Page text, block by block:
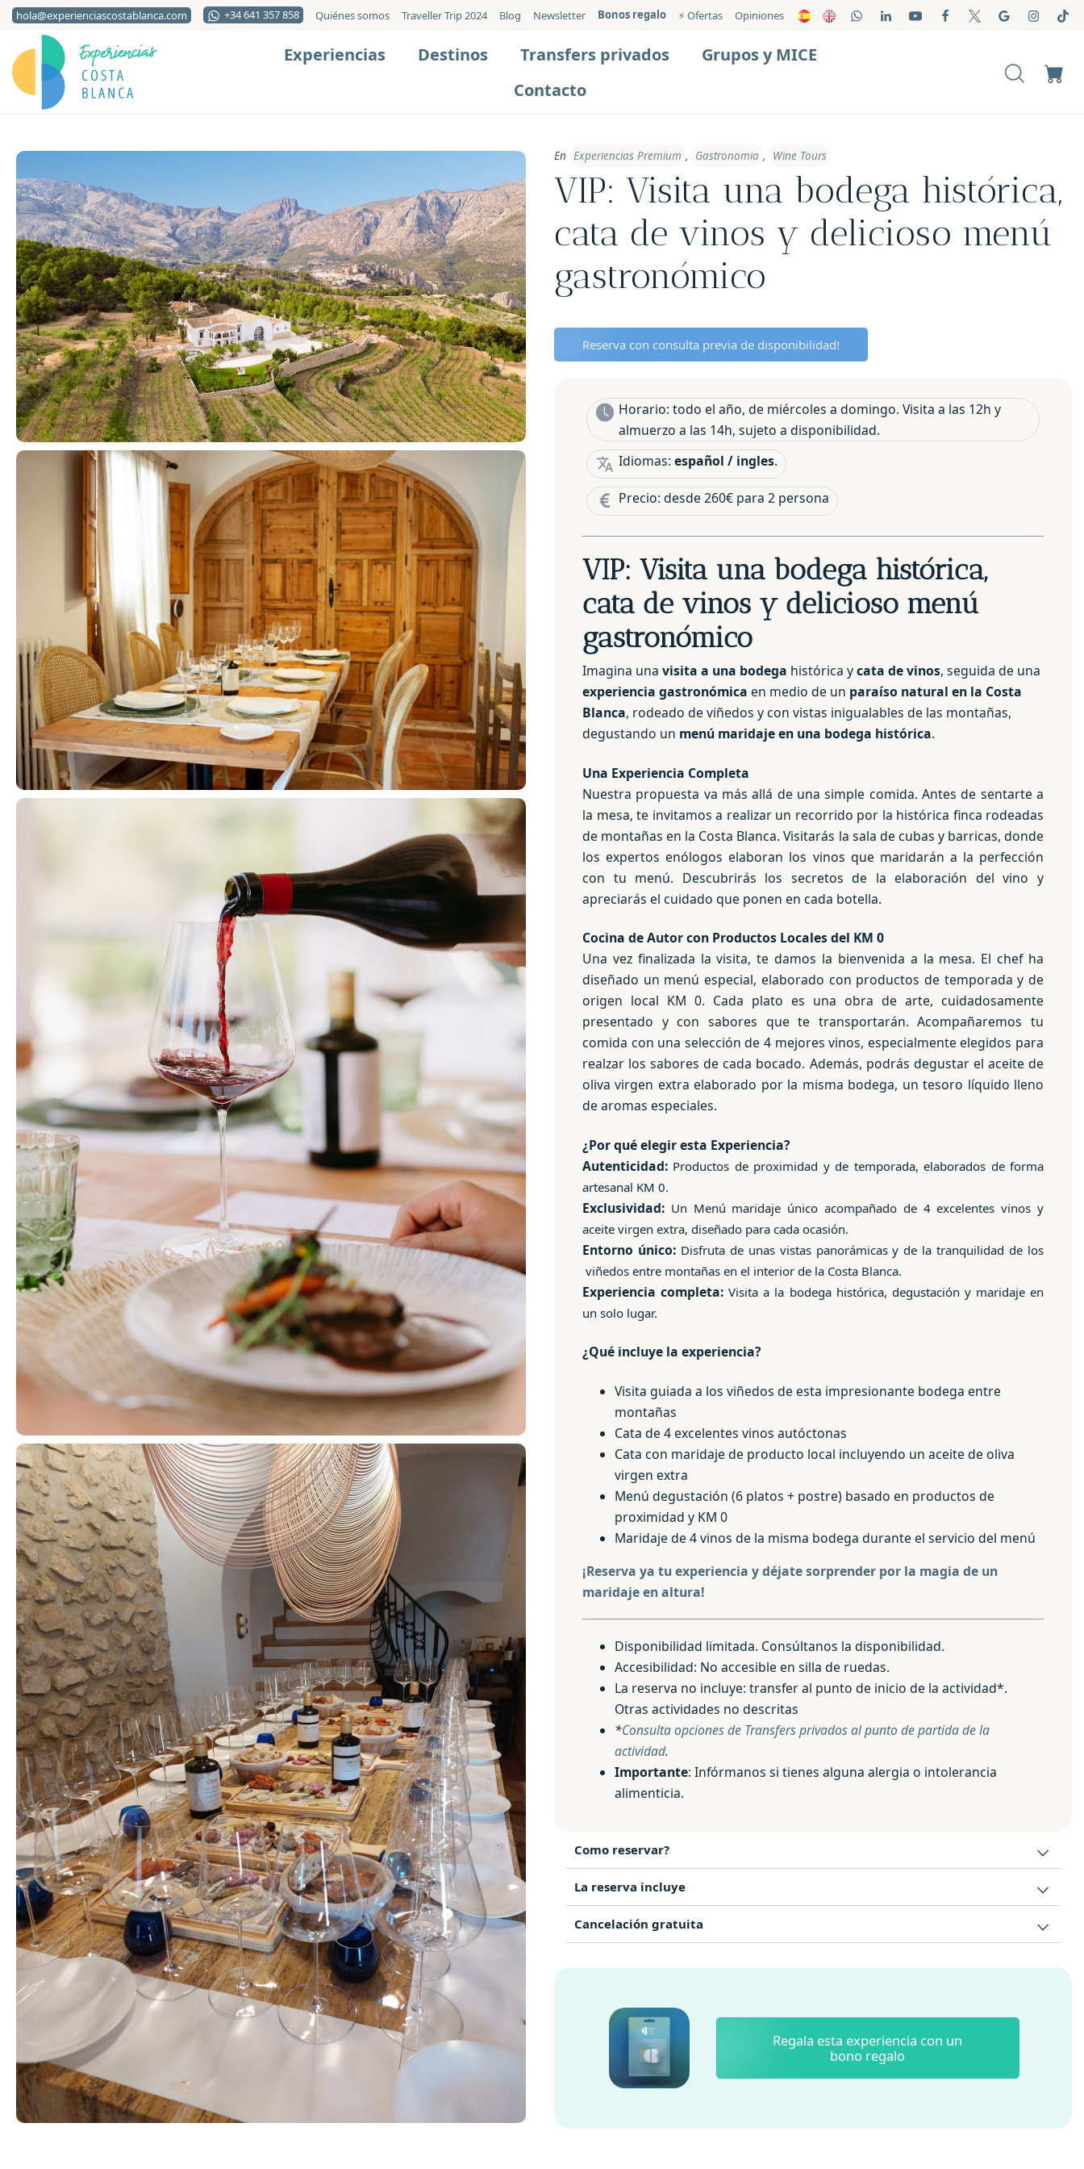
hola@experienciascostablanca.com +34 641 357 858 Quiénes somos Traveller Trip 2024 Blog Newsletter Bonos regalo ⚡️ Ofertas Opiniones
Experiencias Destinos Transfers privados
Grupos y MICE
Contacto
En Experiencias Premium , Gastronomia , Wine Tours
VIP: Visita una bodega histórica,
cata de vinos y delicioso menú
gastronómico
Reserva con consulta previa de disponibilidad!
Horario: todo el año, de miércoles a domingo. Visita a las 12h y
almuerzo a las 14h, sujeto a disponibilidad.
Idiomas: español / ingles.
Precio: desde 260€ para 2 persona
VIP: Visita una bodega histórica,
cata de vinos y delicioso menú
gastronómico
Imagina una visita a una bodega histórica ycata de vinos, seguida de una
experiencia gastronómica en medio de un paraíso natural en la Costa
Blanca, rodeado de viñedos y con vistas inigualables de las montañas,
degustando un menú maridaje en una bodega histórica.
Una Experiencia Completa
Nuestra propuesta va más allá de una simple comida. Antes de sentarte a
la mesa, te invitamos a realizar un recorrido por la histórica finca rodeadas
de montañas en la Costa Blanca. Visitarás la sala de cubas y barricas, donde
los expertos enólogos elaboran los vinos que maridarán a la perfección
con tu menú. Descubrirás los secretos de la elaboración del vino y
apreciarás el cuidado que ponen en cada botella.
Cocina de Autor con Productos Locales del KM 0
Una vez finalizada la visita, te damos la bienvenida a la mesa. El chef ha
diseñado un menú especial, elaborado con productos de temporada y de
origen local KM 0. Cada plato es una obra de arte, cuidadosamente
presentado y con sabores que te transportarán. Acompañaremos tu
comida con una selección de 4 mejores vinos, especialmente elegidos para
realzar los sabores de cada bocado. Además, podrás degustar el aceite de
oliva virgen extra elaborado por la misma bodega, un tesoro líquido lleno
de aromas especiales.
¿Por qué elegir esta Experiencia?
Autenticidad: Productos de proximidad y de temporada, elaborados de forma
artesanal KM 0.
Exclusividad: Un Menú maridaje único acompañado de 4 excelentes vinos y
aceite virgen extra, diseñado para cada ocasión.
Entorno único:Disfruta de unas vistas panorámicas y de la tranquilidad de los
viñedos entre montañas en el interior de la Costa Blanca.
Experiencia completa: Visita a la bodega histórica, degustación y maridaje en
un solo lugar.
¿Qué incluye la experiencia?
Visita guiada a los viñedos de esta impresionante bodega entre
montañas
Cata de 4 excelentes vinos autóctonas
Cata con maridaje de producto local incluyendo un aceite de oliva
virgen extra
Menú degustación (6 platos + postre) basado en productos de
proximidad y KM 0
Maridaje de 4 vinos de la misma bodega durante el servicio del menú
¡Reserva ya tu experiencia y déjate sorprender por la magia de un
maridaje en altura!
Disponibilidad limitada. Consúltanos la disponibilidad.
Accesibilidad: No accesible en silla de ruedas.
La reserva no incluye: transfer al punto de inicio de la actividad*.
Otras actividades no descritas
*Consulta opciones de Transfers privados al punto de partida de la
actividad.
Importante: Infórmanos si tienes alguna alergia o intolerancia
alimenticia.
Como reservar?
La reserva incluye
Cancelación gratuita
Regala esta experiencia con un
bono regalo